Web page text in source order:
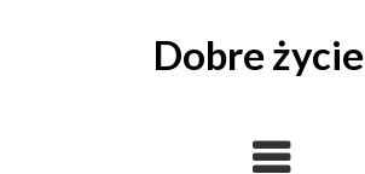
Dobre życie